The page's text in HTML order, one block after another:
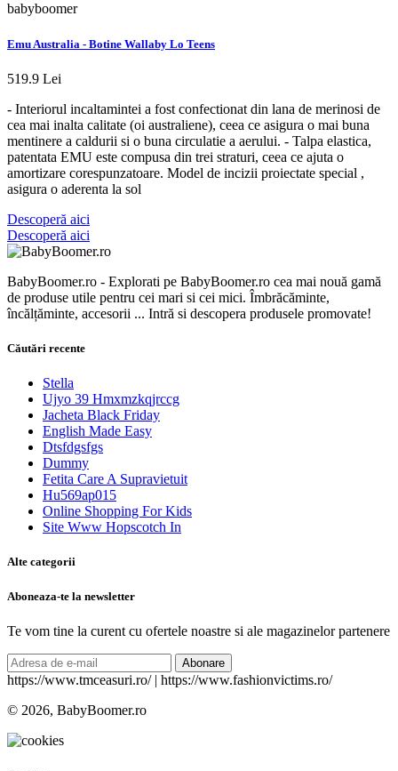
babyboomer
Emu Australia - Botine Wallaby Lo Teens
519.9 Lei
- Interiorul incaltamintei a fost confectionat din lana de merinosi de
cea mai inalta calitate (oi australiene), ceea ce asigura o mai buna
mentinere a caldurii si o buna circulatie a aerului. - Talpa elastica,
patentata EMU este compusa din trei straturi, ceea ce ajuta o
amortizare corespunzatoare. Model de incizii proiectate special ,
asigura o aderenta la sol
Descoperă aici
Descoperă aici
BabyBoomer.ro - Explorati pe BabyBoomer.ro cea mai nouă gamă
de produse utile pentru cei mari si cei mici. Îmbrăcăminte,
încălțăminte, accesorii ... Intră si descopera produsele promovate!
Căutări recente
Stella
Ujyo 39 Hmxmzkqjrccg
Jacheta Black Friday
English Made Easy
Dtsfdgsfgs
Dummy
Fetita Care A Supravietuit
Hu569ap015
Online Shopping For Kids
Site Www Hopscotch In
Alte categorii
Aboneaza-te la newsletter
Te vom tine la curent cu ofertele noastre si ale magazinelor partenere
Abonare
https://www.tmceasuri.ro/ | https://www.fashionvictims.ro/
© 2026, BabyBoomer.ro